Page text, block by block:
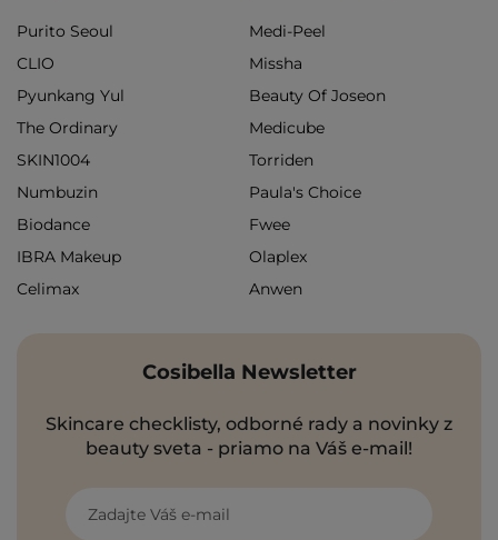
Purito Seoul
Medi-Peel
CLIO
Missha
Pyunkang Yul
Beauty Of Joseon
The Ordinary
Medicube
SKIN1004
Torriden
Numbuzin
Paula's Choice
Biodance
Fwee
IBRA Makeup
Olaplex
Celimax
Anwen
Cosibella Newsletter
Skincare checklisty, odborné rady a novinky z
beauty sveta - priamo na Váš e-mail!
Zadajte Váš e-mail